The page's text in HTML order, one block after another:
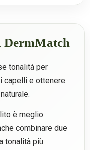
DermMatch
tonalità per
capelli e ottenere
è meglio
combinare due
tonalità più